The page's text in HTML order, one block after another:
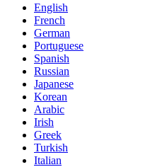
English
French
German
Portuguese
Spanish
Russian
Japanese
Korean
Arabic
Irish
Greek
Turkish
Italian